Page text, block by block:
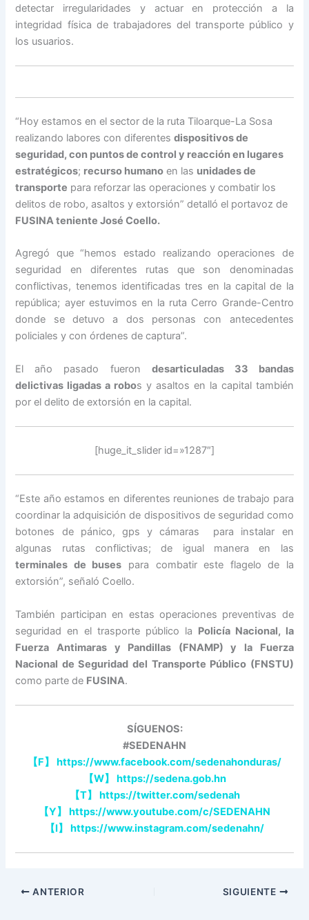
detectar irregularidades y actuar en protección a la
integridad física de trabajadores del transporte público y
los usuarios.
“Hoy estamos en el sector de la ruta Tiloarque-La Sosa
realizando labores con diferentesdispositivos de
seguridad, con puntos de control y reacción en lugares
estratégicos; recurso humano en las unidades de
transporte para reforzar las operaciones y combatir los
delitos de robo, asaltos y extorsión” detalló el portavoz de
FUSINA teniente José Coello.
Agregó que “hemos estado realizando operaciones de
seguridad en diferentes rutas que son denominadas
conflictivas, tenemos identificadas tres en la capital de la
república; ayer estuvimos en la ruta Cerro Grande-Centro
donde se detuvo a dos personas con antecedentes
policiales y con órdenes de captura”.
El año pasado fueron desarticuladas 33 bandas
delictivas ligadas a robos y asaltos en la capital también
por el delito de extorsión en la capital.
[huge_it_slider id=»1287″]
“Este año estamos en diferentes reuniones de trabajo para
coordinar la adquisición de dispositivos de seguridad como
botones de pánico, gps y cámaras para instalar en
algunas rutas conflictivas; de igual manera en las
terminales de buses para combatir este flagelo de la
extorsión”, señaló Coello.
También participan en estas operaciones preventivas de
seguridad en el trasporte público la Policía Nacional, la
Fuerza Antimaras y Pandillas (FNAMP) y la Fuerza
Nacional de Seguridad del Transporte Público (FNSTU)
como parte de FUSINA.
SÍGUENOS:
#SEDENAHN
【F】
https://www.facebook.com/sedenahonduras/
【W】
https://sedena.gob.hn
【T】
https://twitter.com/sedenah
【Y】
https://www.youtube.com/c/SEDENAHN
【I】 https://www.instagram.com/sedenahn/
ANTERIOR SIGUIENTE